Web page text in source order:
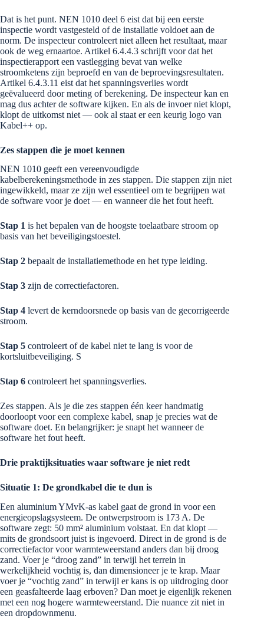
Dat is het punt. NEN 1010 deel 6 eist dat bij een eerste
inspectie wordt vastgesteld of de installatie voldoet aan de
norm. De inspecteur controleert niet alleen het resultaat, maar
ook de weg ernaartoe. Artikel 6.4.4.3 schrijft voor dat het
inspectierapport een vastlegging bevat van welke
stroomketens zijn beproefd en van de beproevingsresultaten.
Artikel 6.4.3.11 eist dat het spanningsverlies wordt
geëvalueerd door meting of berekening. De inspecteur kan en
mag dus achter de software kijken. En als de invoer niet klopt,
klopt de uitkomst niet — ook al staat er een keurig logo van
Kabel++ op.
Zes stappen die je moet kennen
NEN 1010 geeft een vereenvoudigde
kabelberekeningsmethode in zes stappen. Die stappen zijn niet
ingewikkeld, maar ze zijn wel essentieel om te begrijpen wat
de software voor je doet — en wanneer die het fout heeft.
Stap 1 is het bepalen van de hoogste toelaatbare stroom op
basis van het beveiligingstoestel.
Stap 2 bepaalt de installatiemethode en het type leiding.
Stap 3 zijn de correctiefactoren.
Stap 4 levert de kerndoorsnede op basis van de gecorrigeerde
stroom.
Stap 5 controleert of de kabel niet te lang is voor de
kortsluitbeveiliging. S
Stap 6 controleert het spanningsverlies.
Zes stappen. Als je die zes stappen één keer handmatig
doorloopt voor een complexe kabel, snap je precies wat de
software doet. En belangrijker: je snapt het wanneer de
software het fout heeft.
Drie praktijksituaties waar software je niet redt
Situatie 1: De grondkabel die te dun is
Een aluminium YMvK-as kabel gaat de grond in voor een
energieopslagsysteem. De ontwerpstroom is 173 A. De
software zegt: 50 mm² aluminium volstaat. En dat klopt —
mits de grondsoort juist is ingevoerd. Direct in de grond is de
correctiefactor voor warmteweerstand anders dan bij droog
zand. Voer je “droog zand” in terwijl het terrein in
werkelijkheid vochtig is, dan dimensioneer je te krap. Maar
voer je “vochtig zand” in terwijl er kans is op uitdroging door
een geasfalteerde laag erboven? Dan moet je eigenlijk rekenen
met een nog hogere warmteweerstand. Die nuance zit niet in
een dropdownmenu.